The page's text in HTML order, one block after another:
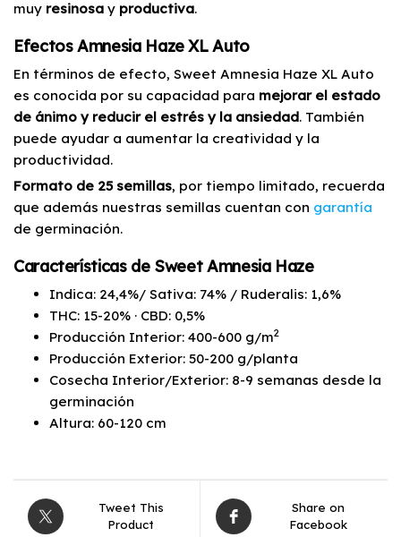
muy resinosa y productiva.
Efectos Amnesia Haze XL Auto
En términos de efecto, Sweet Amnesia Haze XL Auto
es conocida por su capacidad para mejorar el estado
de ánimo y reducir el estrés y la ansiedad. También
puede ayudar a aumentar la creatividad y la
productividad.
Formato de 25 semillas, por tiempo limitado, recuerda
que además nuestras semillas cuentan con garantía
de germinación.
Característicasde Sweet Amnesia Haze
Indica: 24,4%/ Sativa: 74% / Ruderalis: 1,6%
THC: 15-20% · CBD: 0,5%
Producción Interior: 400-600 g/m2
Producción Exterior: 50-200 g/planta
Cosecha Interior/Exterior: 8-9 semanas desde la
germinación
Altura: 60-120 cm
Tweet This
Product
Share on
Facebook